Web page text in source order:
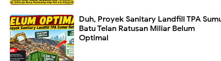
Duh, Proyek Sanitary Landfill TPA
Batu Telan Ratusan Miliar Belum
Optimal